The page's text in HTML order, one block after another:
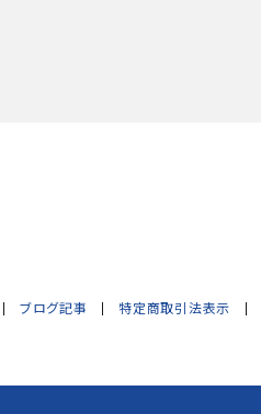
ブログ記事 特定商取引法表示